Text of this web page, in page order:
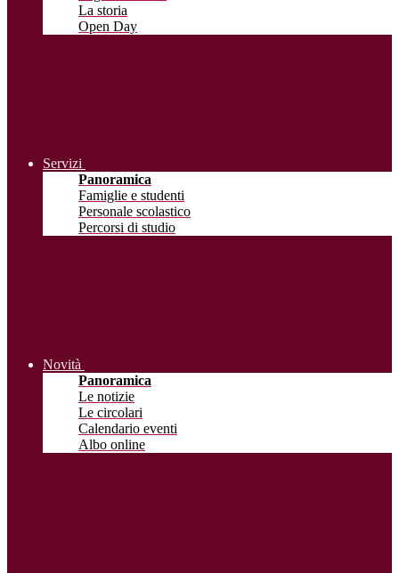
La storia
Open Day
Servizi
Panoramica
Famiglie e studenti
Personale scolastico
Percorsi di studio
Novità
Panoramica
Le notizie
Le circolari
Calendario eventi
Albo online